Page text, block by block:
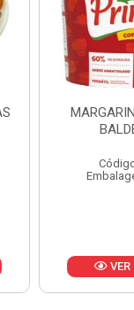
CAIXA
VER